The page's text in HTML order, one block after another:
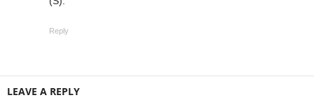
Reply
LEAVE A REPLY